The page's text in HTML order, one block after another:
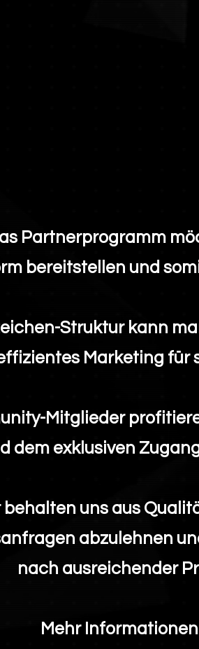
Partnerprogramm
bereitstellen und
Struktur kann
Marketing für
Mitglieder
dem exklusiven
behalten uns aus
abzulehnen
nach ausreichender
Mehr